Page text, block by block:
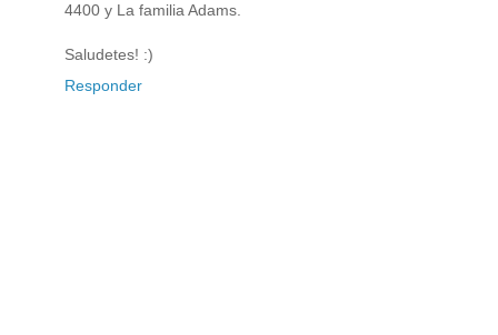
4400 y La familia Adams.
Saludetes! :)
Responder